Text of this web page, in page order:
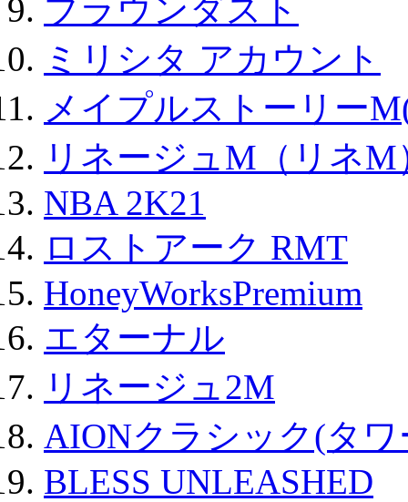
ブラウンダスト
ミリシタ アカウント
メイプルストーリー
リネージュM（リネM
NBA 2K21
ロストアーク RMT
HoneyWorksPremium
エターナル
リネージュ2M
AIONクラシック(タ
BLESS UNLEASHED